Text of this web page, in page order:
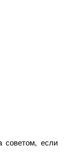
советом, если